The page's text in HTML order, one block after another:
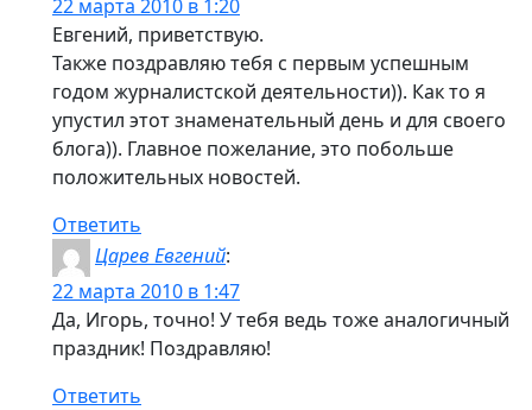
22 марта 2010 в 1:20
Евгений, приветствую.
Также поздравляю тебя с первым успешным
годом журналистской деятельности)). Как то я
упустил этот знаменательный день и для своего
блога)). Главное пожелание, это побольше
положительных новостей.
Ответить
Царев Евгений:
22 марта 2010 в 1:47
Да, Игорь, точно! У тебя ведь тоже аналогичный
праздник! Поздравляю!
Ответить